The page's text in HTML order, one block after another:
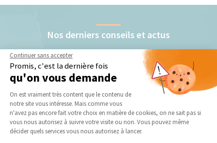
Nos derniers conseils et actus
Rénovation Totale d’Appartement à Courbevoie,
La Garenne-Colombes, Bois-Colombes et Bécon
Continuer sans accepter
Promis, c'est la dernière fois
qu'on vous demande
Plateforme de Gestion du
On est vraiment très content que le contenu de
notre site vous intéresse. Mais comme vous
n'avez pas encore fait votre choix en matière de cookies, on ne sait pas si
vous nous autorisez à suivre votre visite ou non. Vous pouvez même
décider quels services vous nous autorisez à lancer.
Axeptio consent